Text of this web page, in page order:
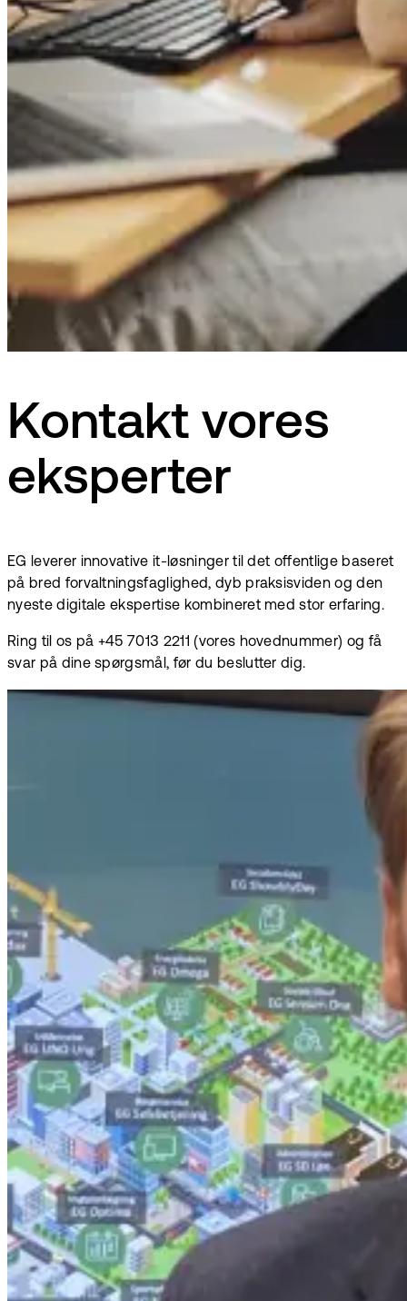
Kontakt vores
eksperter
EG leverer innovative it-løsninger til det offentlige baseret
på bred forvaltningsfaglighed, dyb praksisviden og den
nyeste digitale ekspertise kombineret med stor erfaring.
Ring til os på +45 7013 2211 (vores hovednummer) og få
svar på dine spørgsmål, før du beslutter dig.